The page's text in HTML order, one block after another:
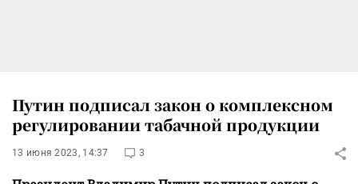
Путин подписал закон о комплексном
регулировании табачной продукции
13 июня 2023, 14:37 3